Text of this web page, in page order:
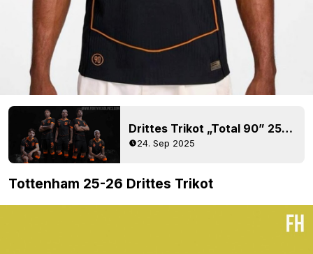
Drittes Trikot „Total 90” 25-26 von Corinthians veröffentlicht
24. Sep 2025
Tottenham 25-26 Drittes Trikot